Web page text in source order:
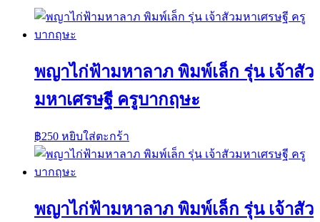
พญาไก่ฟ้ามหาลาภ พิมพ์เล็ก รุ่น เจ้าสัว
มหาเศรษฐี ครูบากฤษะ
฿250 หยิบใส่ตะกร้า
พญาไก่ฟ้ามหาลาภ พิมพ์เล็ก รุ่น เจ้าสัว